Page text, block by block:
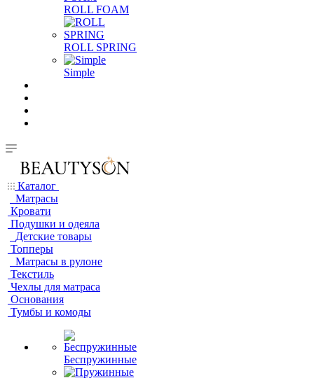
ROLL FOAM
ROLL SPRING
Simple
Каталог
Матрасы
Кровати
Подушки и одеяла
Детские товары
Топперы
Матрасы в рулоне
Текстиль
Чехлы для матраса
Основания
Тумбы и комоды
Беспружинные